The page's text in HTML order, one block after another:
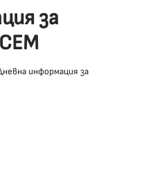
за
информация за